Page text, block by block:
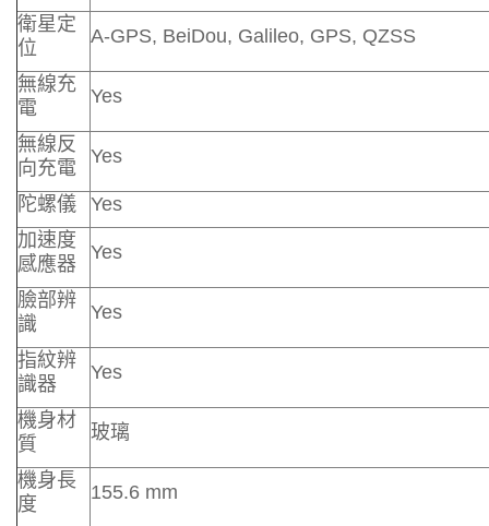
衛星定
位
A-GPS, BeiDou, Galileo, GPS, QZSS
無線充
電
Yes
無線反
向充電
Yes
陀螺儀
Yes
加速度
感應器
Yes
臉部辨
識
Yes
指紋辨
識器
Yes
機身材
質
玻璃
機身長
度
155.6 mm